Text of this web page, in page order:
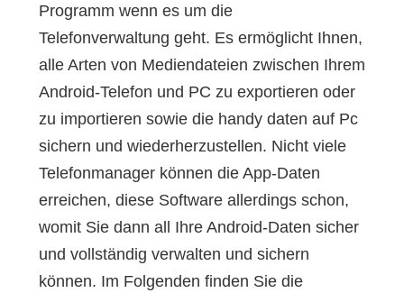
Programm wenn es um die
Telefonverwaltung geht. Es ermöglicht Ihnen,
alle Arten von Mediendateien zwischen Ihrem
Android-Telefon und PC zu exportieren oder
zu importieren sowie die handy daten auf Pc
sichern und wiederherzustellen. Nicht viele
Telefonmanager können die App-Daten
erreichen, diese Software allerdings schon,
womit Sie dann all Ihre Android-Daten sicher
und vollständig verwalten und sichern
können. Im Folgenden finden Sie die